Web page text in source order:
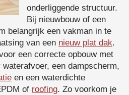
onderliggende structuur.
Bij nieuwbouw of een
belangrijk een vakman in te
van een nieuw plat dak.
een correcte opbouw met
een dampscherm,
en een waterdichte
of roofing. Zo voorkom je